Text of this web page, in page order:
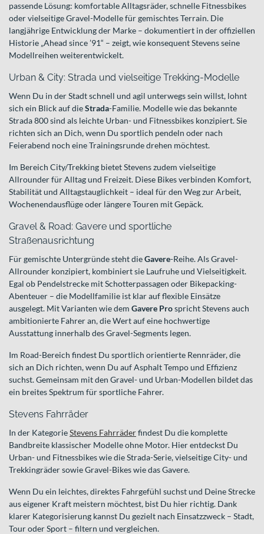
passende Lösung: komfortable Alltagsräder, schnelle Fitnessbikes
oder vielseitige Gravel-Modelle für gemischtes Terrain. Die
langjährige Entwicklung der Marke – dokumentiert in der offiziellen
Historie „Ahead since ’91“ – zeigt, wie konsequent Stevens seine
Modellreihen weiterentwickelt.
Urban & City: Strada und vielseitige Trekking-Modelle
Wenn Du in der Stadt schnell und agil unterwegs sein willst, lohnt
sich ein Blick auf dieStrada-Familie. Modelle wie das bekannte
Strada 800 sind als leichte Urban- und Fitnessbikes konzipiert. Sie
richten sich an Dich, wenn Du sportlich pendeln oder nach
Feierabend noch eine Trainingsrunde drehen möchtest.
Im Bereich City/Trekking bietet Stevens zudem vielseitige
Allrounder für Alltag und Freizeit. Diese Bikes verbinden Komfort,
Stabilität und Alltagstauglichkeit – ideal für den Weg zur Arbeit,
Wochenendausflüge oder längere Touren mit Gepäck.
Gravel & Road: Gavere und sportliche
Straßenausrichtung
Für gemischte Untergründe steht dieGavere-Reihe. Als Gravel-
Allrounder konzipiert, kombiniert sie Laufruhe und Vielseitigkeit.
Egal ob Pendelstrecke mit Schotterpassagen oder Bikepacking-
Abenteuer – die Modellfamilie ist klar auf flexible Einsätze
ausgelegt. Mit Varianten wie dem Gavere Prospricht Stevens auch
ambitionierte Fahrer an, die Wert auf eine hochwertige
Ausstattung innerhalb des Gravel-Segments legen.
Im Road-Bereich findest Du sportlich orientierte Rennräder, die
sich an Dich richten, wenn Du auf Asphalt Tempo und Effizienz
suchst. Gemeinsam mit den Gravel- und Urban-Modellen bildet das
ein breites Spektrum für sportliche Fahrer.
Stevens Fahrräder
In der KategorieStevens Fahrräderfindest Du die komplette
Bandbreite klassischer Modelle ohne Motor. Hier entdeckst Du
Urban- und Fitnessbikes wie die Strada-Serie, vielseitige City- und
Trekkingräder sowie Gravel-Bikes wie das Gavere.
Wenn Du ein leichtes, direktes Fahrgefühl suchst und Deine Strecke
aus eigener Kraft meistern möchtest, bist Du hier richtig. Dank
klarer Kategorisierung kannst Du gezielt nach Einsatzzweck – Stadt,
Tour oder Sport – filtern und vergleichen.